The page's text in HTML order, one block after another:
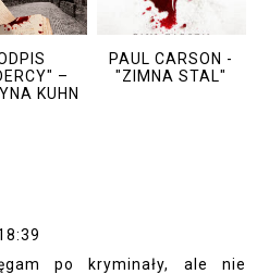
–
KUHN
PAUL CARSON -
"ZIMNA STAL"
po kryminały, ale nie